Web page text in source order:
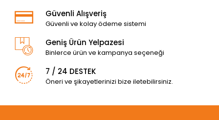
Güvenli Alışveriş
Güvenli ve kolay ödeme sistemi
Geniş Ürün Yelpazesi
Binlerce ürün ve kampanya seçeneği
7 / 24 DESTEK
Öneri ve şikayetlerinizi bize iletebilirsiniz.